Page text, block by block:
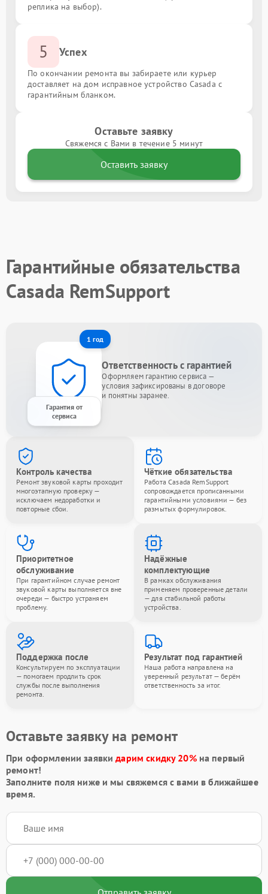
реплика на выбор).
5 Успех
По окончании ремонта вы забираете или курьер
доставляет на дом исправное устройство Casada с
гарантийным бланком.
Оставьте заявку
Свяжемся с Вами в течение 5 минут
Оставить заявку
Гарантийные обязательства
Casada RemSupport
1 год
Гарантия от
сервиса
Ответственность с гарантией
Оформляем гарантию сервиса —
условия зафиксированы в договоре
и понятны заранее.
Контроль качества
Ремонт звуковой карты проходит
многоэтапную проверку —
исключаем недоработки и
повторные сбои.
Чёткие обязательства
Работа Casada RemSupport
сопровождается прописанными
гарантийными условиями — без
размытых формулировок.
Приоритетное
обслуживание
При гарантийном случае ремонт
звуковой карты выполняется вне
очереди — быстро устраняем
проблему.
Надёжные
комплектующие
В рамках обслуживания
применяем проверенные детали
— для стабильной работы
устройства.
Поддержка после
Консультируем по эксплуатации
— помогаем продлить срок
службы после выполнения
ремонта.
Результат под гарантией
Наша работа направлена на
уверенный результат — берём
ответственность за итог.
Оставьте заявку на ремонт
При оформлении заявкидарим скидку 20%на первый
ремонт!
Заполните поля ниже и мы свяжемся с вами в ближайшее
время.